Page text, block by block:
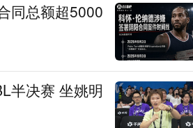
同总额超5000
半决赛 坐姚明